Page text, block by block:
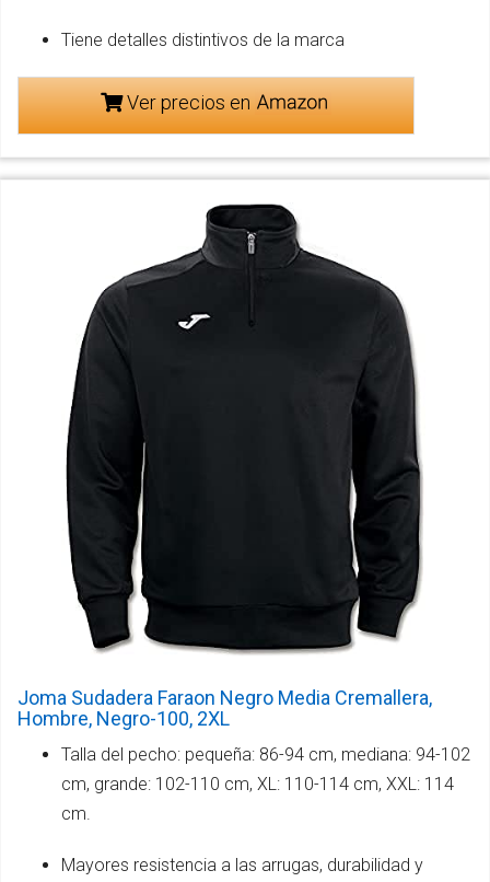
Tiene detalles distintivos de la marca
Ver precios en
Joma Sudadera Faraon Negro Media Cremallera,
Hombre, Negro-100, 2XL
Talla del pecho: pequeña: 86-94 cm, mediana: 94-102
cm, grande: 102-110 cm, XL: 110-114 cm, XXL: 114
cm.
Mayores resistencia a las arrugas, durabilidad y